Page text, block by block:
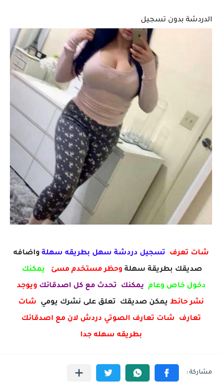
الدردشة بدون تسجيل
شات تعرف تسجيل دردشة سهل بطريقه سهلة واضافه
صديقك بطريقة سهلة وحظر مستخدم مسئ يمكنك
دخول خاص وعام يمكنك تحدث مع كل اصدقائك ويوجد
نشر حائط يمكن صديقك تعلق على نشرك يومي شات
تعارف شات تعارف الصوتي دردش لان مع اصدقائك
بطريقه سهله جدا